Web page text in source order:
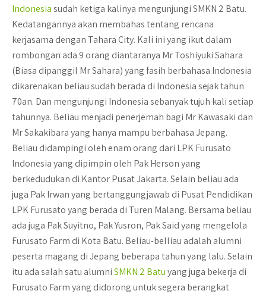
Indonesiasudah ketiga kalinya mengunjungi SMKN 2 Batu.
Kedatangannya akan membahas tentang rencana
kerjasama dengan Tahara City. Kali ini yang ikut dalam
rombongan ada 9 orang diantaranya Mr Toshiyuki Sahara
(Biasa dipanggil Mr Sahara) yang fasih berbahasa Indonesia
dikarenakan beliau sudah berada di Indonesia sejak tahun
70an. Dan mengunjungi Indonesia sebanyak tujuh kali setiap
tahunnya. Beliau menjadi penerjemah bagi Mr Kawasaki dan
Mr Sakakibara yang hanya mampu berbahasa Jepang.
Beliau didampingi oleh enam orang dari LPK Furusato
Indonesia yang dipimpin oleh Pak Herson yang
berkedudukan di Kantor Pusat Jakarta. Selain beliau ada
juga Pak Irwan yang bertanggungjawab di Pusat Pendidikan
LPK Furusato yang berada di Turen Malang. Bersama beliau
ada juga Pak Suyitno, Pak Yusron, Pak Said yang mengelola
Furusato Farm di Kota Batu. Beliau-belliau adalah alumni
peserta magang di Jepang beberapa tahun yang lalu. Selain
itu ada salah satu alumniSMKN 2 Batuyang juga bekerja di
Furusato Farm yang didorong untuk segera berangkat